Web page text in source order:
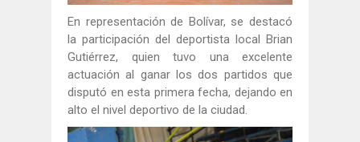
En representación de Bolívar, se destacó
la participación del deportista local Brian
Gutiérrez, quien tuvo una excelente
actuación al ganar los dos partidos que
disputó en esta primera fecha, dejando en
alto el nivel deportivo de la ciudad.